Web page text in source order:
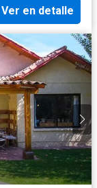
Ver en detalle